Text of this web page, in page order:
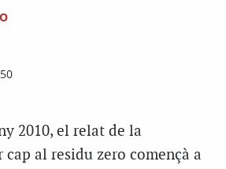
2010, el relat de la
cap al residu zero començà a